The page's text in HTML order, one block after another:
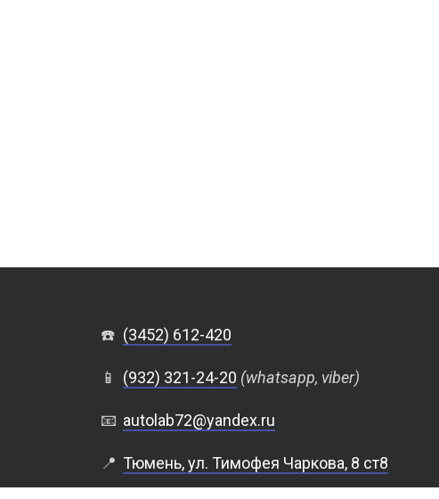
☎️ (3452) 612-420
📱 (932) 321-24-20 (whatsapp, viber)
📧 autolab72@yandex.ru
📍 Тюмень, ул. Тимофея Чаркова, 8 ст8